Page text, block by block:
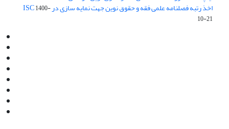
اخذ رتبه فصلنامه علمی فقه و حقوق نوین جهت نمایه سازی در ISC1400-
10-21